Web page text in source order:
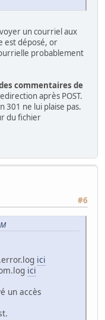
un courriel aux
est déposé, or
probablement
commentaires de
après POST.
301 ne lui plaise pas.
du fichier
#6
ici
ici
un accès